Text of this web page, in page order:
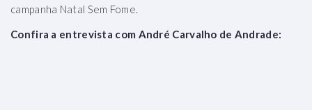
campanha Natal Sem Fome.
Confira a entrevista com André Carvalho de Andrade: